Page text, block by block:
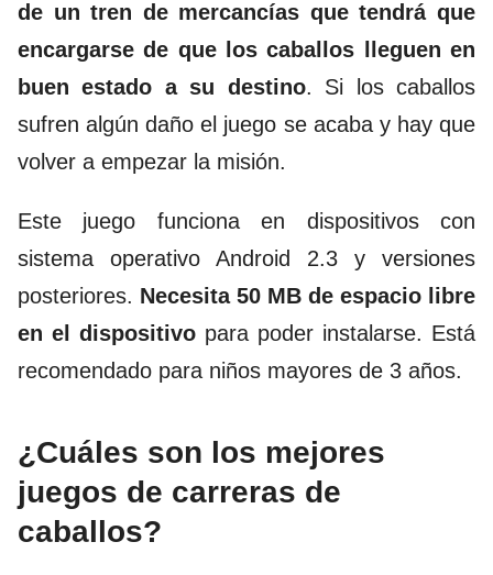
de un tren de mercancías que tendrá que
encargarse de que los caballos lleguen en
buen estado a su destino. Si los caballos
sufren algún daño el juego se acaba y hay que
volver a empezar la misión.
Este juego funciona en dispositivos con
sistema operativo Android 2.3 y versiones
posteriores. Necesita 50 MB de espacio libre
en el dispositivo para poder instalarse. Está
recomendado para niños mayores de 3 años.
¿Cuáles son los mejores
juegos de carreras de
caballos?